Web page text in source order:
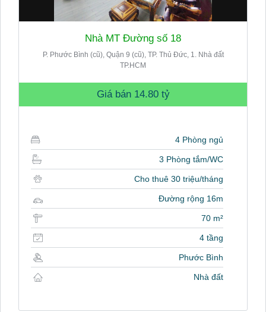
Nhà MT Đường số 18
P. Phước Bình (cũ), Quận 9 (cũ), TP. Thủ Đức, 1. Nhà đất
TP.HCM
Giá bán 14.80 tỷ
4 Phòng ngủ
3 Phòng tắm/WC
Cho thuê 30 triệu/tháng
Đường rộng 16m
70 m²
4 tầng
Phước Bình
Nhà đất